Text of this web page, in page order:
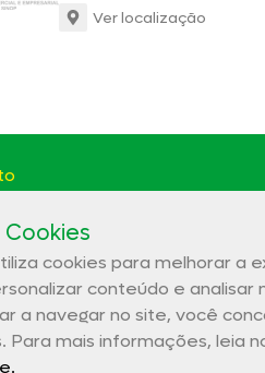
Ver localização
5807
Itaúbas, 2331 St. Comercial Sinop
100
Comercial e Empresarial de
cookies para melhorar a
conteúdo e analisar
a navegar no site, você
Para mais informações, leia